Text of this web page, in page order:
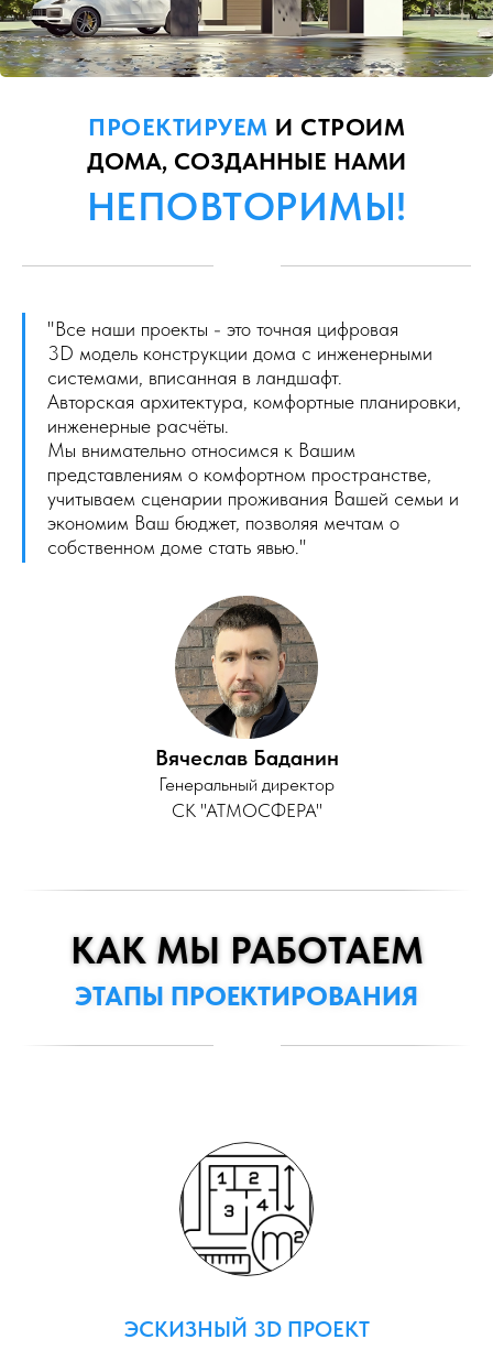
ПРОЕКТИРУЕМ И СТРОИМ
ДОМА, СОЗДАННЫЕ НАМИ
НЕПОВТОРИМЫ!
"Все наши проекты - это точная цифровая
3D модель конструкции дома с инженерными
системами, вписанная в ландшафт.
Авторская архитектура, комфортные планировки,
инженерные расчёты.
Мы внимательно относимся к Вашим
представлениям о комфортном пространстве,
учитываем сценарии проживания Вашей семьи и
экономим Ваш бюджет, позволяя мечтам о
собственном доме стать явью."
Вячеслав Баданин
Генеральный директор
СК "АТМОСФЕРА"
КАК МЫ РАБОТАЕМ
ЭТАПЫ ПРОЕКТИРОВАНИЯ
ЭСКИЗНЫЙ 3D ПРОЕКТ